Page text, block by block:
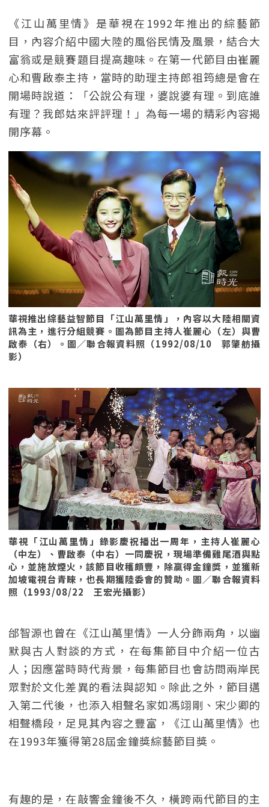
《江山萬里情》是華視在1992年推出的綜藝節
目，內容介紹中國大陸的風俗民情及風景，結合大
富翁或是競賽題目提高趣味。在第一代節目由崔麗
心和曹啟泰主持，當時的助理主持郎祖筠總是會在
開場時說道：「公說公有理，婆說婆有理。到底誰
有理？我郎姑來評評理！」為每一場的精彩內容揭
開序幕。
華視推出綜藝益智節目「江山萬里情」，內容以大陸相關資
訊為主，進行分組競賽。圖為節目主持人崔麗心（左）與曹
啟泰（右）。圖／聯合報資料照（1992/08/10 郭肇舫攝
影）
華視「江山萬里情」錄影慶祝播出一周年，主持人崔麗心
（中左）、曹啟泰（中右）一同慶祝，現場準備雞尾酒與點
心，並施放煙火，該節目收穫頗豐，除贏得金鐘獎，並獲新
加坡電視台青睞，也長期獲陸委會的贊助。圖／聯合報資料
照（1993/08/22 王宏光攝影）
邰智源也曾在《江山萬里情》一人分飾兩角，以幽
默與古人對談的方式，在每集節目中介紹一位古
人；因應當時時代背景，每集節目也會訪問兩岸民
眾對於文化差異的看法與認知。除此之外，節目邁
入第二代後，也添入相聲名家如馮翊剛、宋少卿的
相聲橋段，足見其內容之豐富，《江山萬里情》也
在1993年獲得第28屆金鐘獎綜藝節目獎。
有趣的是，在敲響金鐘後不久，橫跨兩代節目的主